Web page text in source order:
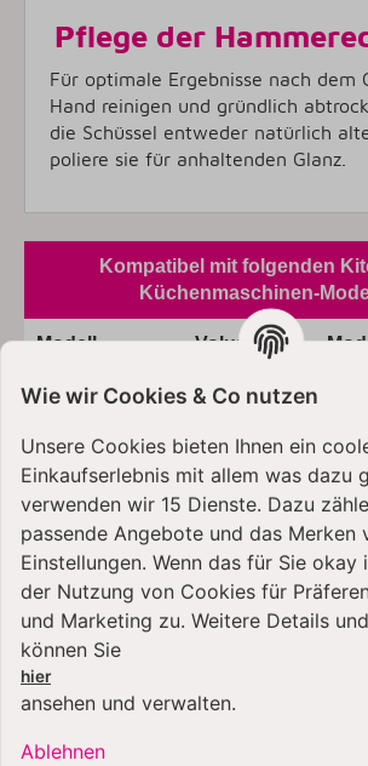
Pflege der
Für optimale Ergebnisse nach dem
Hand reinigen und gründlich
die Schüssel entweder natürlich
poliere sie für anhaltenden Glanz.
Kompatibel mit folgenden
Küchenmaschinen-
Modell Volumen
Classic 4,3 Liter
Classic 4,3 Liter
Ultra Power 4,3 Liter
Ultra Power 4,3 Liter
Artisan 4,8 Liter
Artisan
Artisan 4,8 Liter
Artisan
Wie wir Cookies & Co nutzen
Unsere Cookies bieten Ihnen ein
Einkaufserlebnis mit allem was dazu
verwenden wir 15 Dienste. Dazu
passende Angebote und das Merken
Einstellungen. Wenn das für Sie okay
der Nutzung von Cookies für
und Marketing zu. Weitere Details
können Sie
hier
ansehen und verwalten.
Ablehnen